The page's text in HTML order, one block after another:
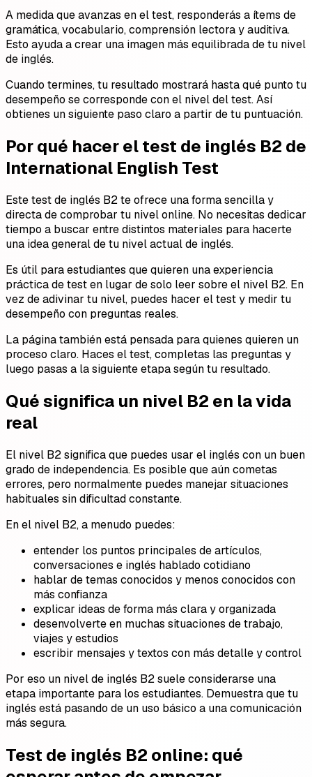
A medida que avanzas en el test, responderás a ítems de
gramática, vocabulario, comprensión lectora y auditiva.
Esto ayuda a crear una imagen más equilibrada de tu nivel
de inglés.
Cuando termines, tu resultado mostrará hasta qué punto tu
desempeño se corresponde con el nivel del test. Así
obtienes un siguiente paso claro a partir de tu puntuación.
Por qué hacer el test de inglés B2 de
International English Test
Este test de inglés B2 te ofrece una forma sencilla y
directa de comprobar tu nivel online. No necesitas dedicar
tiempo a buscar entre distintos materiales para hacerte
una idea general de tu nivel actual de inglés.
Es útil para estudiantes que quieren una experiencia
práctica de test en lugar de solo leer sobre el nivel B2. En
vez de adivinar tu nivel, puedes hacer el test y medir tu
desempeño con preguntas reales.
La página también está pensada para quienes quieren un
proceso claro. Haces el test, completas las preguntas y
luego pasas a la siguiente etapa según tu resultado.
Qué significa un nivel B2 en la vida
real
El nivel B2 significa que puedes usar el inglés con un buen
grado de independencia. Es posible que aún cometas
errores, pero normalmente puedes manejar situaciones
habituales sin dificultad constante.
En el nivel B2, a menudo puedes:
entender los puntos principales de artículos,
conversaciones e inglés hablado cotidiano
hablar de temas conocidos y menos conocidos con
más confianza
explicar ideas de forma más clara y organizada
desenvolverte en muchas situaciones de trabajo,
viajes y estudios
escribir mensajes y textos con más detalle y control
Por eso un nivel de inglés B2 suele considerarse una
etapa importante para los estudiantes. Demuestra que tu
inglés está pasando de un uso básico a una comunicación
más segura.
Test de inglés B2 online: qué